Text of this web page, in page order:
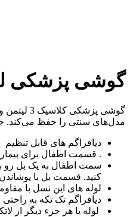
گوشی پزشکی لیتمن
مدل‌های سنتی را حفظ می‌کند.
دیافراگم های قابل
. قسمت اطفال برای
سمت اطفال به یک بل رو
کنید. قسمت بل با
لوله های این نسل با
دیافراگم تک تکه به
لوله یا هر جزء دیگر از